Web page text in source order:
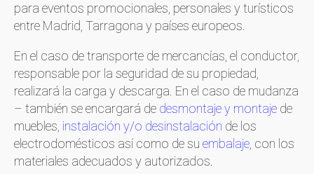
para eventos promocionales, personales y turísticos
entre Madrid, Tarragona y países europeos.
En el caso de transporte de mercancías, el conductor,
responsable por la seguridad de su propiedad,
realizará la carga y descarga. En el caso de mudanza
– también se encargará de desmontaje y montaje de
muebles, instalación y/o desinstalación de los
electrodomésticos así como de su embalaje , con los
materiales adecuados y autorizados.